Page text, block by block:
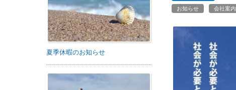
お知らせ
会社案内
夏季休暇のお知らせ